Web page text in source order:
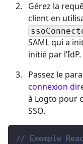
Gérez la
client en
SAML qui a
initié par l’IdP.
Passez le
connexion
à Logto pour
SSO.
// Exemple